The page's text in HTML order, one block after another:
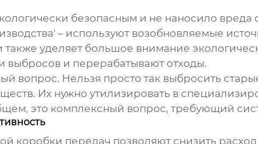
безопасным и не наносило
– используют возобновляемые
уделяет большое внимание
выбросов и перерабатывают отходы.
вопрос. Нельзя просто так выбросить
Их нужно утилизировать в
это комплексный вопрос, требующий
коробки передач позволяют снизить